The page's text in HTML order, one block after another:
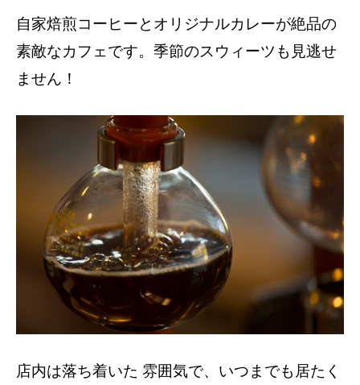
自家焙煎コーヒーとオリジナルカレーが絶品の
素敵なカフェです。季節のスウィーツも見逃せ
ません！
店内は落ち着いた 雰囲気で、いつまでも居たく